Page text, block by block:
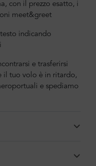
con il prezzo esatto, i
meet&greet
indicando
e trasferirsi
il tuo volo è in ritardo,
e spediamo